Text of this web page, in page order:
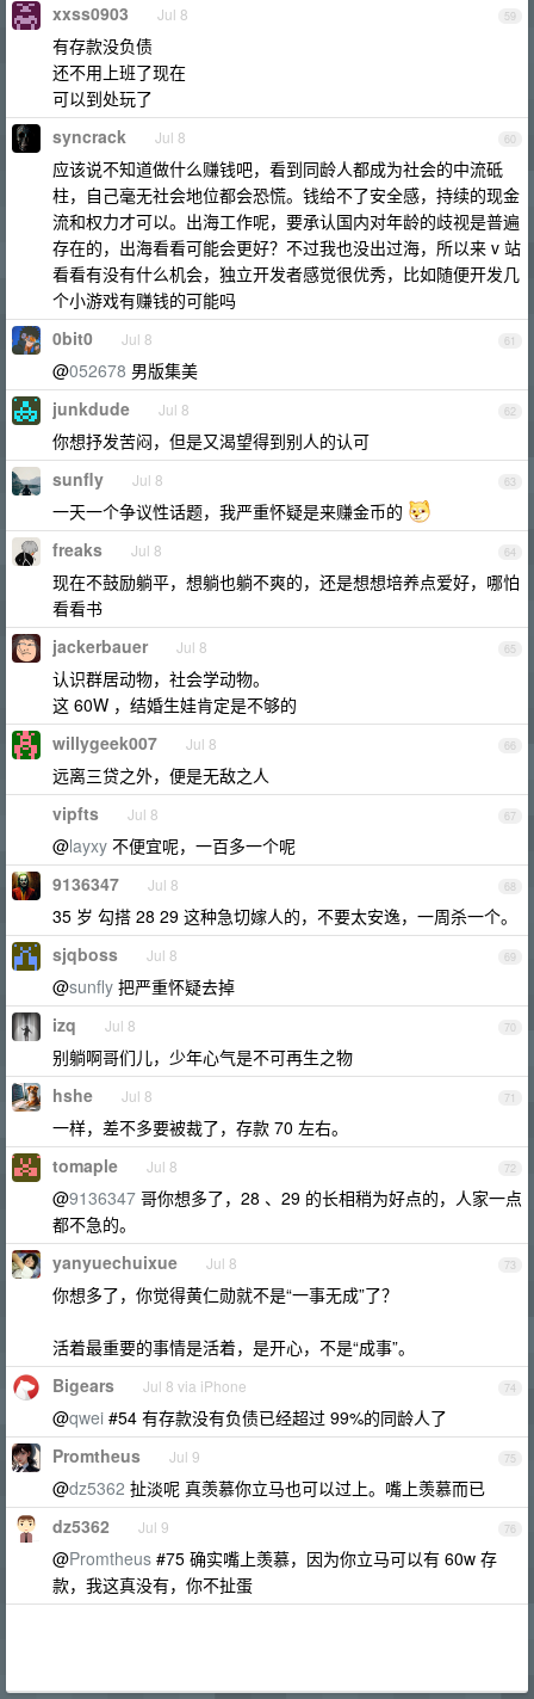
59
xxss0903 Jul 8
有存款没负债
还不用上班了现在
可以到处玩了
60
syncrack Jul 8
应该说不知道做什么赚钱吧，看到同龄人都成为社会的中流砥
柱，自己毫无社会地位都会恐慌。钱给不了安全感，持续的现金
流和权力才可以。出海工作呢，要承认国内对年龄的歧视是普遍
存在的，出海看看可能会更好？不过我也没出过海，所以来 v 站
看看有没有什么机会，独立开发者感觉很优秀，比如随便开发几
个小游戏有赚钱的可能吗
61
0bit0 Jul 8
@052678 男版集美
62
junkdude Jul 8
你想抒发苦闷，但是又渴望得到别人的认可
63
sunfly Jul 8
一天一个争议性话题，我严重怀疑是来赚金币的
64
freaks Jul 8
现在不鼓励躺平，想躺也躺不爽的，还是想想培养点爱好，哪怕
看看书
65
jackerbauer Jul 8
认识群居动物，社会学动物。
这 60W ，结婚生娃肯定是不够的
66
willygeek007 Jul 8
远离三贷之外，便是无敌之人
67
vipfts Jul 8
@layxy 不便宜呢，一百多一个呢
68
9136347 Jul 8
35 岁 勾搭 28 29 这种急切嫁人的，不要太安逸，一周杀一个。
69
sjqboss Jul 8
@sunfly 把严重怀疑去掉
70
izq Jul 8
别躺啊哥们儿，少年心气是不可再生之物
71
hshe Jul 8
一样，差不多要被裁了，存款 70 左右。
72
tomaple Jul 8
@9136347 哥你想多了，28 、29 的长相稍为好点的，人家一点
都不急的。
73
yanyuechuixue Jul 8
你想多了，你觉得黄仁勋就不是“一事无成”了？
活着最重要的事情是活着，是开心，不是“成事”。
74
Bigears Jul 8 via iPhone
@qwei #54 有存款没有负债已经超过 99%的同龄人了
75
Promtheus Jul 9
@dz5362 扯淡呢 真羡慕你立马也可以过上。嘴上羡慕而已
76
dz5362 Jul 9
@Promtheus #75 确实嘴上羡慕，因为你立马可以有 60w 存
款，我这真没有，你不扯蛋